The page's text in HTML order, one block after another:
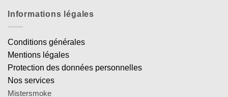
Informations légales
Conditions générales
Mentions légales
Protection des données personnelles
Nos services
Mistersmoke